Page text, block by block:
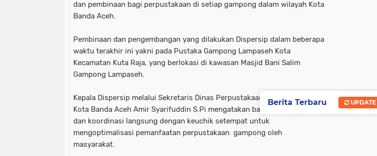
dan pembinaan bagi perpustakaan di setiap gampong dalam wilayah Kota
Banda Aceh.
Pembinaan dan pengembangan yang dilakukan Dispersip dalam beberapa
waktu terakhir ini yakni pada Pustaka Gampong Lampaseh Kota
Kecamatan Kuta Raja, yang berlokasi di kawasan Masjid Bani Salim
Gampong Lampaseh.
Kepala Dispersip melalui Sekretaris Dinas Perpustakaan dan Kearsipan
Kota Banda Aceh Amir Syarifuddin S.Pi mengatakan bahwa pembinaan
dan koordinasi langsung dengan keuchik setempat untuk
mengoptimalisasi pemanfaatan perpustakaan gampong oleh
masyarakat.
Berita Terbaru UPDATE